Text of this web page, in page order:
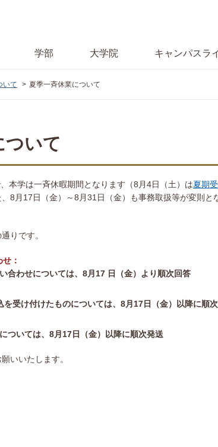
学部 大学院 キャンパスラ
いて 夏季一斉休業について
ついて
本学は一斉休暇期間となります（8月4日（土）は夏期
8月17日（金）～8月31日（金）も事務取扱等が変則と
りです。
：
合わせについては、8月17 日（金）より順次回答
受け付けたものについては、8月17日（金）以降に順
ついては、8月17日（金）以降に順次発送
いいたします。